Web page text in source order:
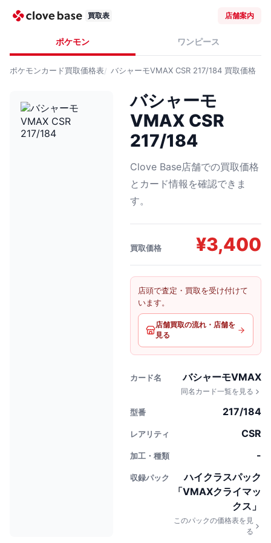
買取表 店舗案内
ポケモン ワンピース
ポケモンカード買取価格表 バシャーモVMAX CSR 217/184 買取価格
バシャーモ
VMAX CSR
217/184
Clove Base店舗での買取価格
とカード情報を確認できま
す。
買取価格 ¥3,400
店頭で査定・買取を受け付けて
います。
店舗買取の流れ・店舗を
見る
カード名 バシャーモVMAX
同名カード一覧を見る
型番 217/184
レアリティ CSR
加工・種類 -
収録パック
ハイクラスパック
「VMAXクライマッ
クス」
このパックの価格表を見
る